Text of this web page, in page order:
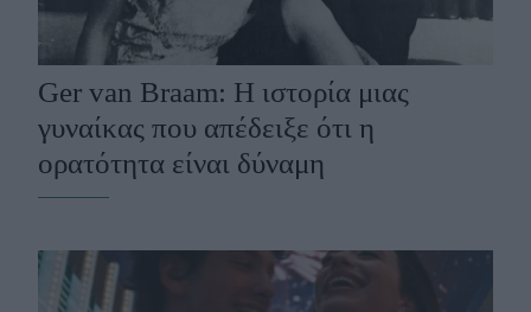
Ger van Braam: Η ιστορία μιας
γυναίκας που απέδειξε ότι η
ορατότητα είναι δύναμη